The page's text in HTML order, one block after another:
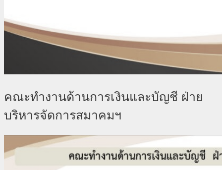
คณะทำงานด้านการเงินและบัญชี ฝ่าย
บริหารจัดการสมาคมฯ